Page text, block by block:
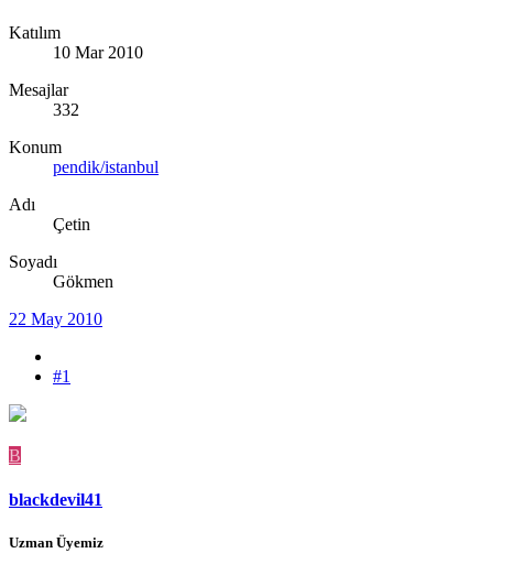
Katılım
10 Mar 2010
Mesajlar
332
Konum
pendik/istanbul
Adı
Çetin
Soyadı
Gökmen
22 May 2010
#1
B
blackdevil41
Uzman Üyemiz